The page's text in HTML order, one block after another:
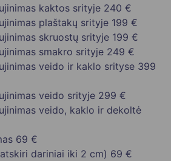
kaktos srityje 240 €
plaštakų srityje 199 €
skruostų srityje 199 €
smakro srityje 249 €
veido ir kaklo srityse 399
veido srityje 299 €
veido, kaklo ir dekoltė
69 €
dariniai iki 2 cm) 69 €